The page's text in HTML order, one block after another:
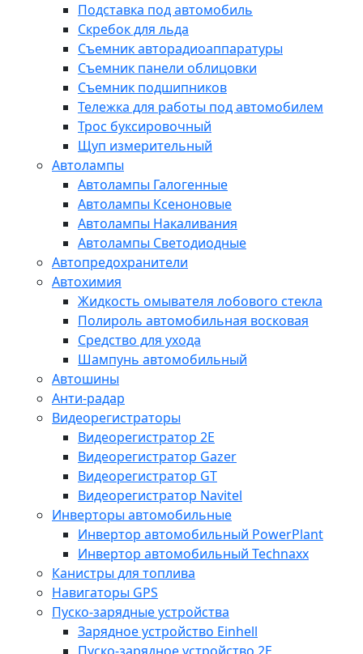
Подставка под автомобиль
Скребок для льда
Съемник авторадиоаппаратуры
Съемник панели облицовки
Съемник подшипников
Тележка для работы под автомобилем
Трос буксировочный
Щуп измерительный
Автолампы
Автолампы Галогенные
Автолампы Ксеноновые
Автолампы Накаливания
Автолампы Светодиодные
Автопредохранители
Автохимия
Жидкость омывателя лобового стекла
Полироль автомобильная восковая
Средство для ухода
Шампунь автомобильный
Автошины
Анти-радар
Видеорегистраторы
Видеорегистратор 2E
Видеорегистратор Gazer
Видеорегистратор GT
Видеорегистратор Navitel
Инверторы автомобильные
Инвертор автомобильный PowerPlant
Инвертор автомобильный Technaxx
Канистры для топлива
Навигаторы GPS
Пуско-зарядные устройства
Зарядное устройство Einhell